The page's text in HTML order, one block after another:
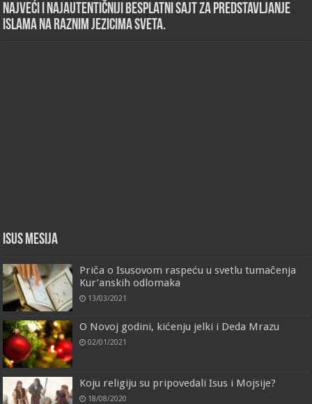
Najveći i najautentičniji besplatni sajt za predstavljanje
islama na raznim jezicima sveta.
Isus Mesija
Priča o Isusovom raspeću u svetlu tumačenja
Kur’anskih odlomaka
13/03/2021
O Novoj godini, kićenju jelki i Deda Mrazu
02/01/2021
Koju religiju su pripovedali Isus i Mojsije?
18/08/2020